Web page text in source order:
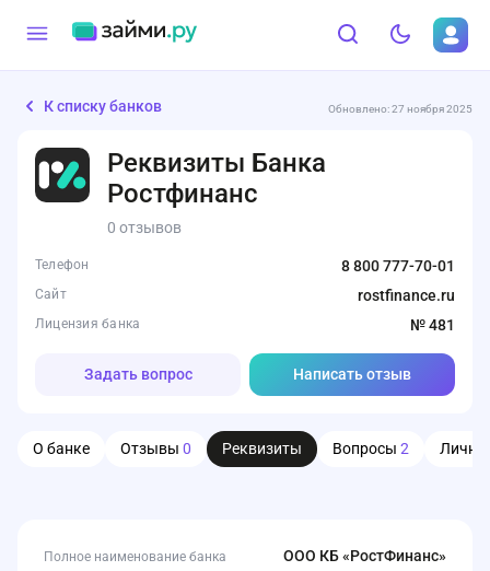
К списку банков Обновлено: 27 ноября 2025
Реквизиты Банка
Ростфинанс
0 отзывов
Телефон 8 800 777-70-01
Сайт rostfinance.ru
Лицензия банка № 481
Задать вопрос Написать отзыв
О банке Отзывы 0 Реквизиты Вопросы 2
Полное наименование банка ООО КБ «РостФинанс»